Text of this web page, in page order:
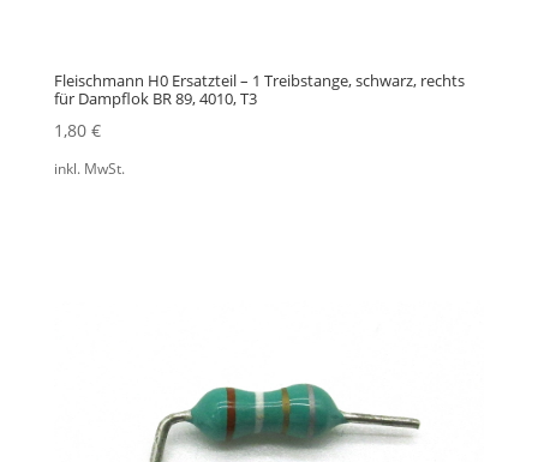
Fleischmann H0 Ersatzteil – 1 Treibstange, schwarz, rechts
für Dampflok BR 89, 4010, T3
1,80 €
inkl. MwSt.